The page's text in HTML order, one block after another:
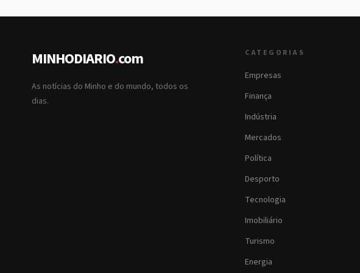
MINHODIARIO.com
As notícias do Minho e do mundo, todos os
dias.
CATEGORIAS
Empresas
Finança
Indústria
Mercados
Política
Desporto
Tecnologia
Imobiliário
Turismo
Energia